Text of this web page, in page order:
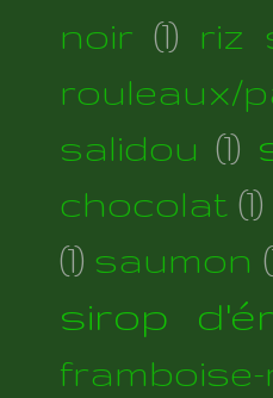
noir (1) riz
rouleaux/
salidou (1)
chocolat (1)
(1) saumon
sirop